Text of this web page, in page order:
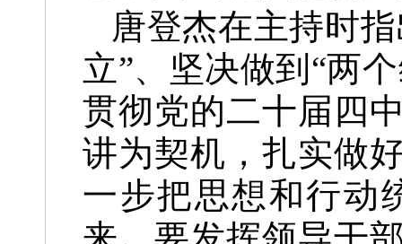
唐登杰在主持时
立”、坚决做到“两
贯彻党的二十届四
讲为契机，扎实做
一步把思想和行动